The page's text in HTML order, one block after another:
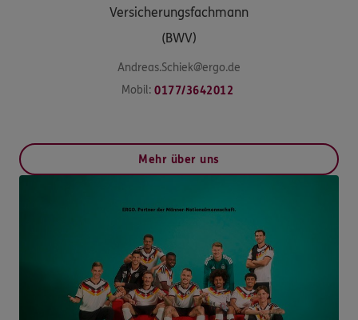
Versicherungsfachmann
(BWV)
Andreas.Schiek@ergo.de
Mobil: 0177/3642012
Mehr über uns